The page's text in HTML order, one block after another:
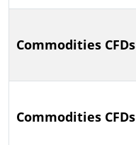
Commodities CFDs
Commodities CFDs